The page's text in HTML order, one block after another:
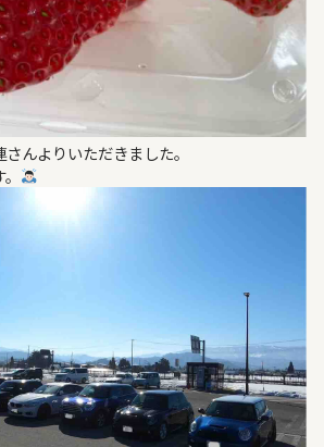
んよりいただきました。